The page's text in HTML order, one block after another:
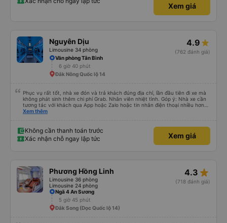
Xem giá
Nguyên Dịu
Limousine 34 phòng
4.9
(762 đánh giá)
Văn phòng Tân Bình
6 giờ 40 phút
Đắk Nông Quốc lộ 14
Phục vụ rất tốt, nhà xe đón và trả khách đúng địa chỉ, lần đầu tiên đi xe mà
không phát sinh thêm chi phí Grab. Nhân viên nhiệt tình. Góp ý: Nhà xe cần
tương tác với khách qua App hoặc Zalo hoặc tin nhắn điện thoại nhiều hơn
nữa để hành khách yên tâm đặc biệt là khách đặt vé qua App. Chân thành
Xem thêm
Không cần thanh toán trước
Xác nhận chỗ ngay lập tức
Xem giá
Phương Hồng Linh
Limousine 36 phòng
Limousine 24 phòng
4.3 star_rate
(718 đánh giá)
Ngã 4 An Sương
5 giờ 45 phút
Đắk Song (Dọc Quốc lộ 14)